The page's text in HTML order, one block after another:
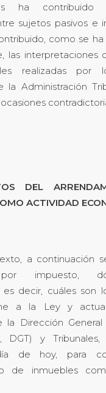
ha contribuido
sujetos pasivos e
como se
las interpretaciones
realizadas por
la Administración
DEL
ACTIVIDAD
a continuación
por impuesto,
es decir, cuáles son
a la Ley y
la Dirección
DGT) y
de hoy, para
de inmuebles